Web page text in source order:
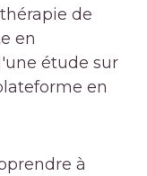
de
en
étude sur
en
à